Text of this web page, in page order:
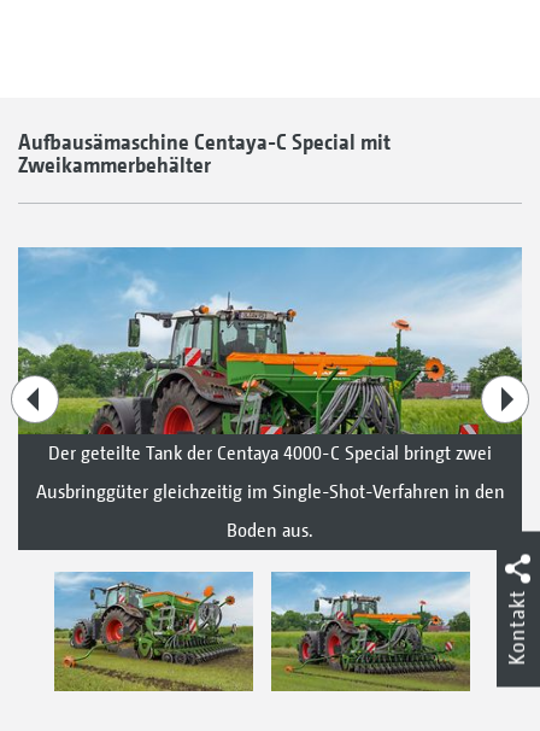
Aufbausämaschine Centaya-C Special mit
Zweikammerbehälter
Der geteilte Tank der Centaya 4000-C Special bringt zwei
Ausbringgüter gleichzeitig im Single-Shot-Verfahren in den
Boden aus.
Kontakt